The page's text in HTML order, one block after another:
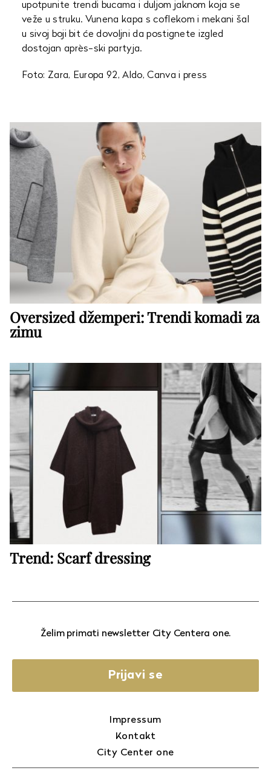
upotpunite trendi bucama i duljom jaknom koja se
veže u struku. Vunena kapa s coflekom i mekani šal
u sivoj boji bit će dovoljni da postignete izgled
dostojan après-ski partyja.
Foto: Zara, Europa 92, Aldo, Canva i press
Oversized džemperi: Trendi komadi za
zimu
Trend: Scarf dressing
Želim primati newsletter City Centera one.
Prijavi se
Impressum
Kontakt
City Center one